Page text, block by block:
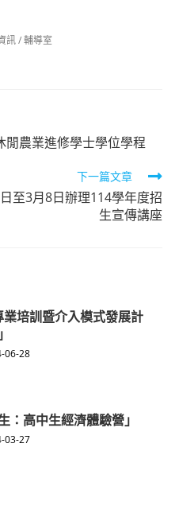
訊/輔導室
農業進修學士學位學程
下一篇文章
至3月8日辦理114學年度招
生宣傳講座
培訓暨介入模式發展計
06-28
：高中生經濟體驗營」
03-27